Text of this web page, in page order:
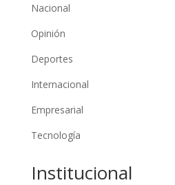
Nacional
Opinión
Deportes
Internacional
Empresarial
Tecnología
Institucional